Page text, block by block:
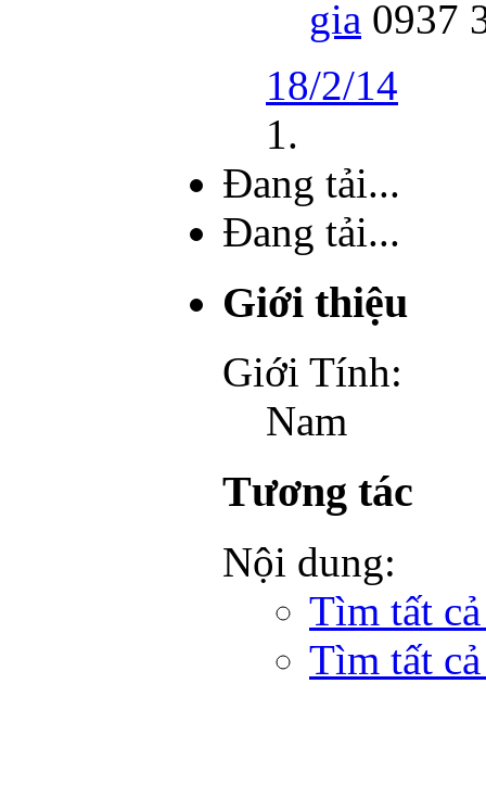
gia 0937
18/2/14
Đang tải...
Đang tải...
Giới thiệu
Giới Tính:
Nam
Tương tác
Nội dung:
Tìm tất
Tìm tất